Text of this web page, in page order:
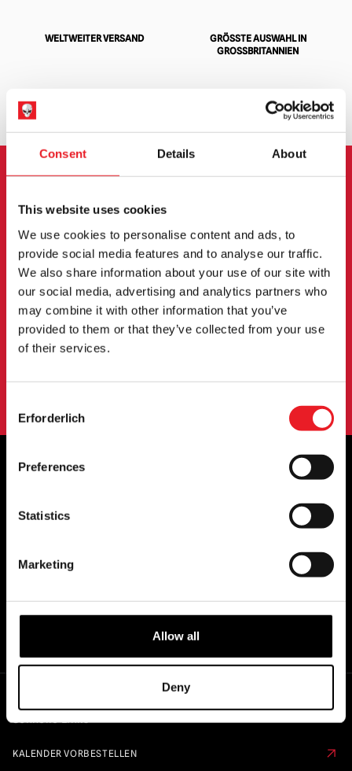
Consent Details About
This website uses cookies
We use cookies to personalise content and ads, to
provide social media features and to analyse our traffic.
We also share information about your use of our site with
our social media, advertising and analytics partners who
may combine it with other information that you’ve
provided to them or that they’ve collected from your use
of their services.
Selection
Erforderlich
Preferences
Statistics
Marketing
Allow all
Deny
WELTWEITER VERSAND
GRÖSSTE AUSWAHL IN G
ROSSBRITANNIEN
ANMELDUNG ZUM
NEWSLETTER
Melden Sie sich an, um über neue Produkte,
Veranstaltungen und mehr informiert zu werden.
OFFIZIELLE UK & EUROPÄISCHE
KALENDER VORBESTELLEN